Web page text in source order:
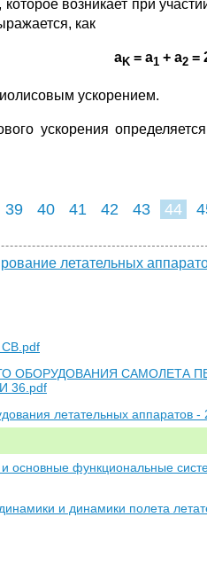
возникает при
как
aK = a1 + a2 =
ускорением.
ускорения
39 40 41 42 43 44
летательных
СВ.pdf
ОБОРУДОВАНИЯ САМОЛЕТА
36.pdf
летательных аппаратов -
основные функциональные
и динамики полета